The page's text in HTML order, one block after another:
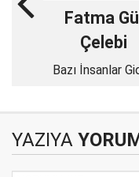
Fatma Gül
Çelebi
Bazı İnsanlar
YAZIYA